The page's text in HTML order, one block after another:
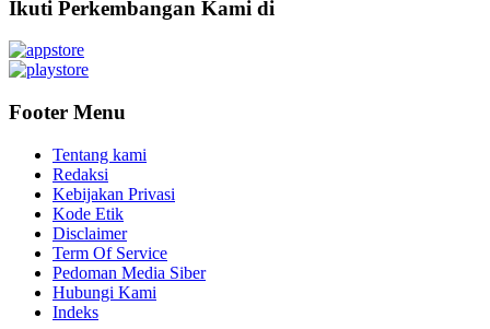
Ikuti Perkembangan Kami di
Footer Menu
Tentang kami
Redaksi
Kebijakan Privasi
Kode Etik
Disclaimer
Term Of Service
Pedoman Media Siber
Hubungi Kami
Indeks